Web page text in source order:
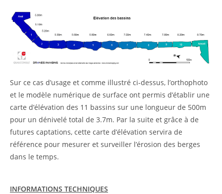
Sur ce cas d’usage et comme illustré ci-dessus, l’orthophoto
et le modèle numérique de surface ont permis d’établir une
carte d’élévation des 11 bassins sur une longueur de 500m
pour un dénivelé total de 3.7m. Par la suite et grâce à de
futures captations, cette carte d’élévation servira de
référence pour mesurer et surveiller l’érosion des berges
dans le temps.
INFORMATIONS TECHNIQUES